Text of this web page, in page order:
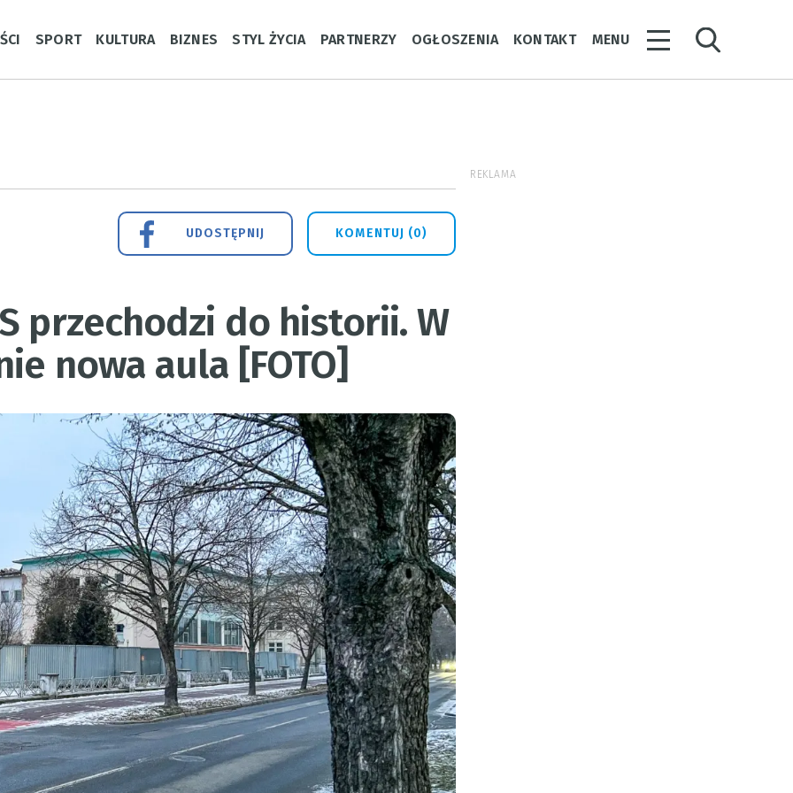
SPORT KULTURA BIZNES STYL ŻYCIA PARTNERZY OGŁOSZENIA KONTAKT MENU
KOMENTUJ (0)
UDOSTĘPNIJ
przechodzi do historii. W
nowa aula [FOTO]
REKLAMA